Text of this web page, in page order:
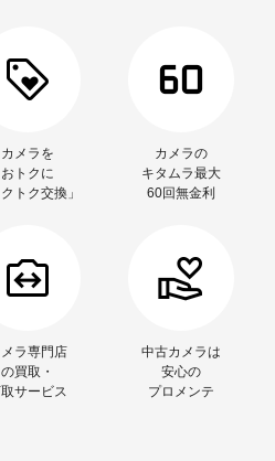
カメラを
おトクに
クトク交換」
カメラの
キタムラ最大
60回無金利
ラ専門店
の買取・
サービス
中古カメラは
安心の
プロメンテ